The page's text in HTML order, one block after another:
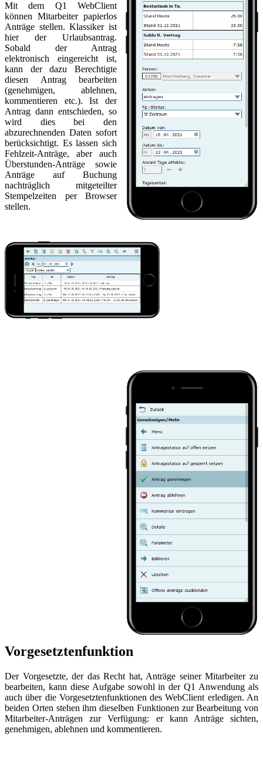
Mit dem Q1 WebClient
können Mitarbeiter papierlos
Anträge stellen. Klassiker ist
hier der Urlaubsantrag.
Sobald der Antrag
elektronisch eingereicht ist,
kann der dazu Berechtigte
diesen Antrag bearbeiten
(genehmigen, ablehnen,
kommentieren etc.). Ist der
Antrag dann entschieden, so
wird dies bei den
abzurechnenden Daten sofort
berücksichtigt. Es lassen sich
Fehlzeit-Anträge, aber auch
Überstunden-Anträge sowie
Anträge auf Buchung
nachträglich mitgeteilter
Stempelzeiten per Browser
stellen.
Vorgesetztenfunktion
Der Vorgesetzte, der das Recht hat, Anträge seiner Mitarbeiter zu
bearbeiten, kann diese Aufgabe sowohl in der Q1 Anwendung als
auch über die Vorgesetztenfunktionen des WebClient erledigen. An
beiden Orten stehen ihm dieselben Funktionen zur Bearbeitung von
Mitarbeiter-Anträgen zur Verfügung: er kann Anträge sichten,
genehmigen, ablehnen und kommentieren.